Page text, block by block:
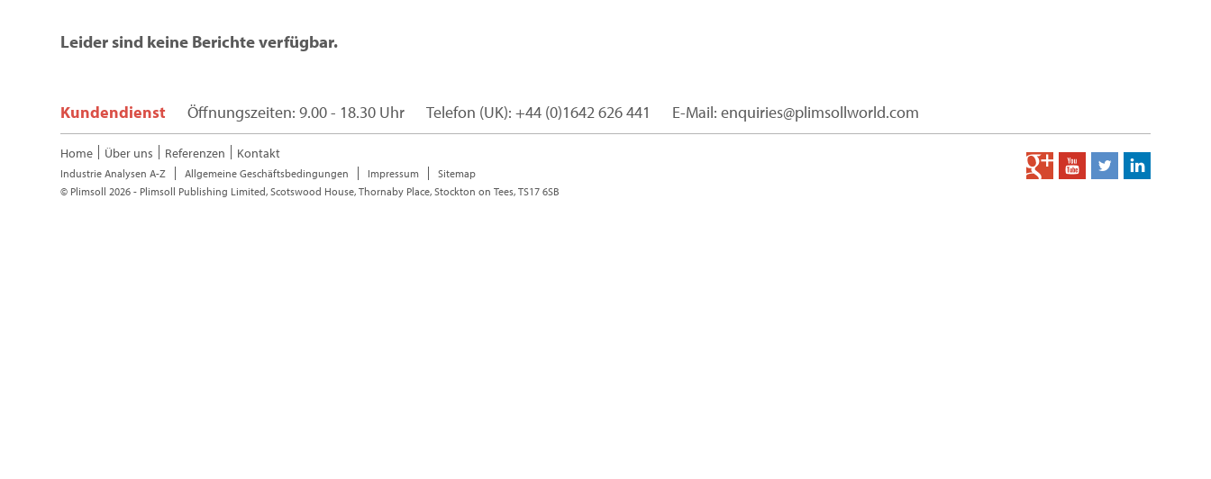
Leider sind keine Berichte verfügbar.
Kundendienst Öffnungszeiten: 9.00 - 18.30 Uhr Telefon (UK): +44 (0)1642 626 441 E-Mail: enquiries@plimsollworld.com
Home Über uns Referenzen Kontakt
Industrie Analysen A-Z Allgemeine Geschäftsbedingungen Impressum
Sitemap
© Plimsoll 2026 - Plimsoll Publishing Limited, Scotswood House, Thornaby Place, Stockton on Tees, TS17 6SB